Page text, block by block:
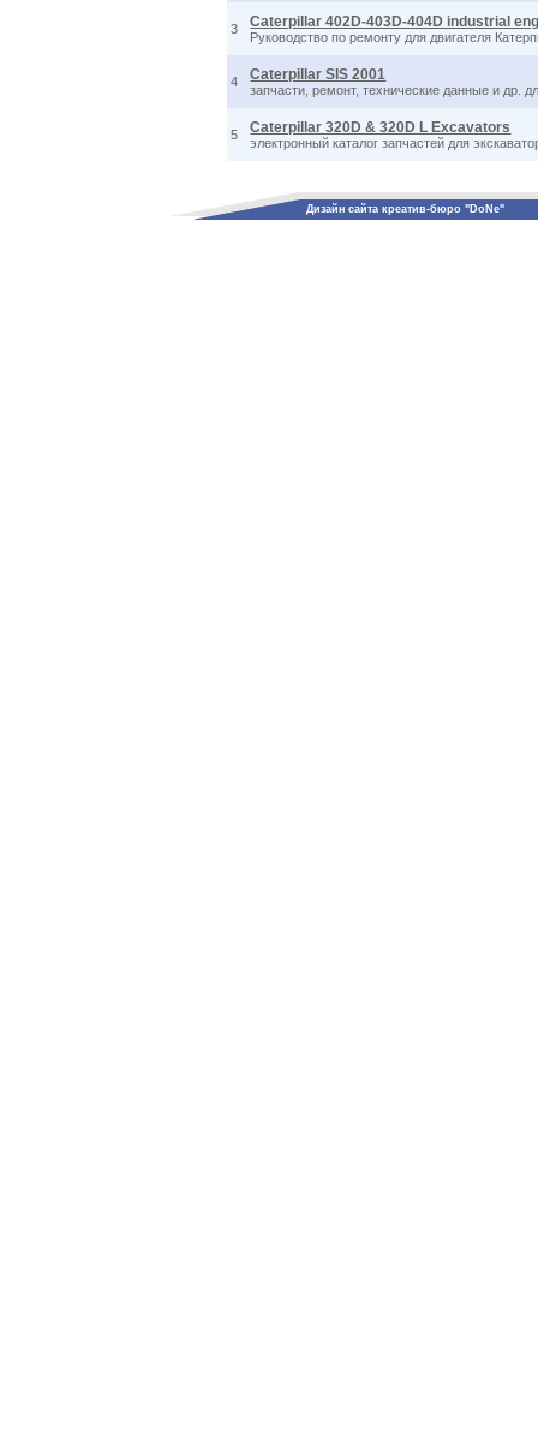
3 Caterpillar 402D-403D-404D industrial
Руководство по ремонту для двигателя
4 Caterpillar SIS 2001
запчасти, ремонт, технические данные и др.
5 Caterpillar 320D & 320D L Excavators
электронный каталог запчастей для
Дизайн сайта креатив-бюро "DoNe"